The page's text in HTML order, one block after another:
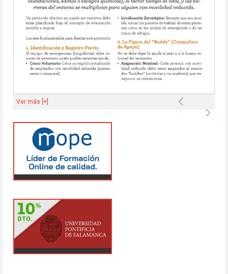
Anterior
Ver más [+]